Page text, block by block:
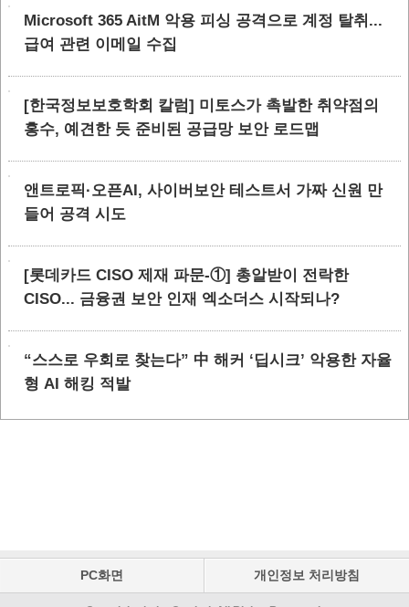
Microsoft 365 AitM 악용 피싱 공격으로 계정 탈취...
급여 관련 이메일 수집
[한국정보보호학회 칼럼] 미토스가 촉발한 취약점의
홍수, 예견한 듯 준비된 공급망 보안 로드맵
앤트로픽·오픈AI, 사이버보안 테스트서 가짜 신원 만
들어 공격 시도
[롯데카드 CISO 제재 파문-①] 총알받이 전락한
CISO... 금융권 보안 인재 엑소더스 시작되나?
“스스로 우회로 찾는다” 中 해커 ‘딥시크’ 악용한 자율
형 AI 해킹 적발
PC화면 개인정보 처리방침